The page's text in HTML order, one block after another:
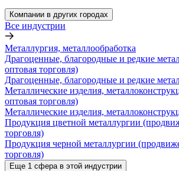
Компании в других городах
Все индустрии
Металлургия, металлообработка
Драгоценные, благородные и редкие
оптовая торговля)
Драгоценные, благородные и редкие
Металлические изделия,
оптовая торговля)
Металлические изделия,
Продукция цветной металлургии
торговля)
Продукция черной металлургии
торговля)
Еще 1 сфера в этой индустрии